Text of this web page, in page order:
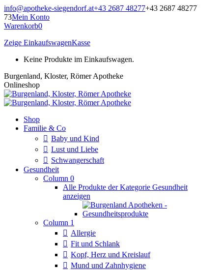
Zum
Inhalt
springen
info@apotheke-siegendorf.at+43 2687 48277+43 2687 48277
73Mein Konto
Warenkorb0
Zeige EinkaufswagenKasse
Keine Produkte im Einkaufswagen.
Burgenland, Kloster, Römer Apotheke
Onlineshop
Shop
Familie & Co
Baby und Kind
Lust und Liebe
Schwangerschaft
Gesundheit
Column 0
Alle Produkte der Kategorie Gesundheit
anzeigen
Column 1
Allergie
Fit und Schlank
Kopf, Herz und Kreislauf
Mund und Zahnhygiene